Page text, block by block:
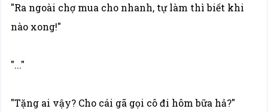
"Ra ngoài chợ mua cho nhanh, tự làm thì biết khi
nào xong!"
"..."
"Tặng ai vậy? Cho cái gã gọi cô đi hôm bữa hả?"